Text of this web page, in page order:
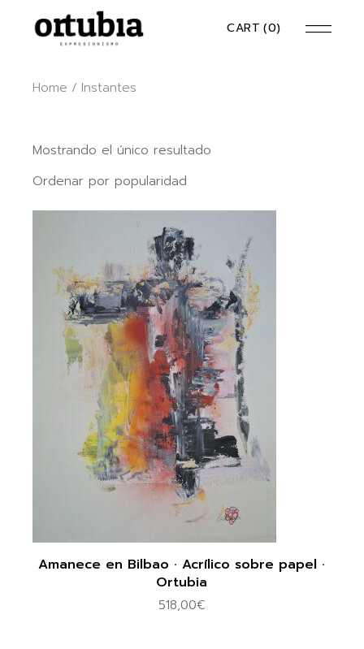
content
CART (0)
Home Instantes
Mostrando el único resultado
Ordenar por popularidad
Amanece en Bilbao · Acrílico sobre papel ·
Ortubia
518,00€